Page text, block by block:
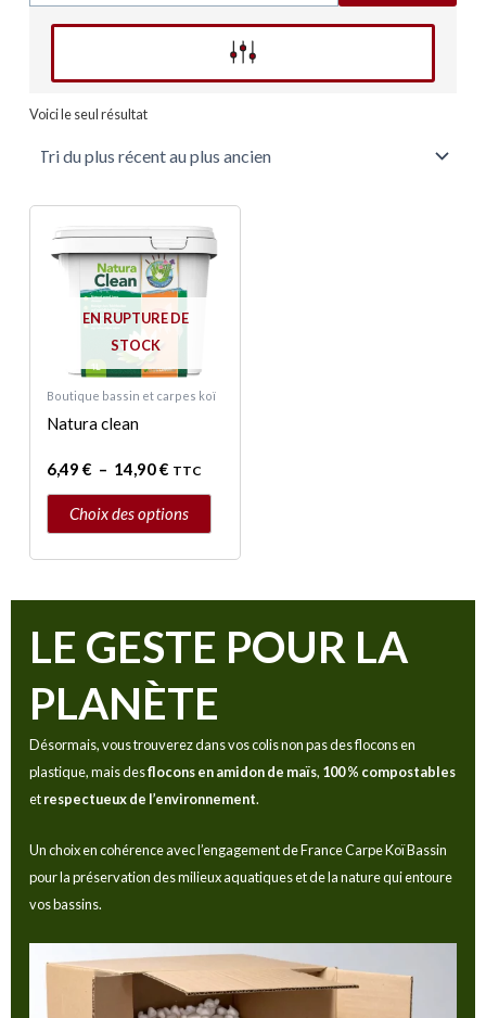
Affinez votre recherche
Voici le seul résultat
EN RUPTURE DE
STOCK
Boutique bassin et carpes koï
Natura clean
6,49€ – 14,90€
de
prix :
6,49 €
à
14,90 €
TTC
Choix des options
produit
plusieurs
variations.
options
peuvent
être
choisies
sur
produit
LE GESTE POUR LA
PLANÈTE
Désormais, vous trouverez dans vos colis non pas des flocons en
plastique, mais desflocons en amidon de maïs, 100 % compostables
etrespectueux de l’environnement.
Un choix en cohérence avec l’engagement de France Carpe Koï Bassin
pour la préservation des milieux aquatiques et de la nature qui entoure
vos bassins.